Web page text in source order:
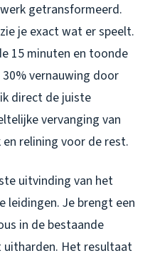
getransformeerd.
je exact wat er speelt.
15 minuten en toonde
vernauwing door
direct de juiste
vervanging van
relining voor de rest.
uitvinding van het
leidingen. Je brengt een
in de bestaande
uitharden. Het resultaat